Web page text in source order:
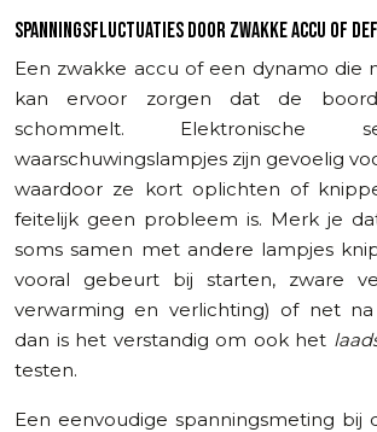
SPANNINGSFLUCTUATIES DOOR ZWAKKE ACCU OF
Een zwakke accu of een dynamo die
kan ervoor zorgen dat de
schommelt. Elektronische
waarschuwingslampjes zijn gevoelig
waardoor ze kort oplichten of
feitelijk geen probleem is. Merk je
soms samen met andere lampjes
vooral gebeurt bij starten, zware
verwarming en verlichting) of net
dan is het verstandig om ook het
testen.
Een eenvoudige spanningsmeting bij